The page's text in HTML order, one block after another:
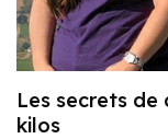
Les secrets
kilos